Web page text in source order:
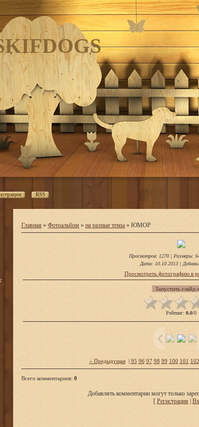
RSS
Главная » Фотоальбом » на разные темы » ЮМОР
Просмотров: 1270 | Размеры:
Дата: 10.10.2013 |
Просмотреть фотографию в
Рейтинг: 0.0/0
« Предыдущая| 95 96 97 98 99 100 101 102
Всего комментариев: 0
Добавлять комментарии могут только
[ Регистрация